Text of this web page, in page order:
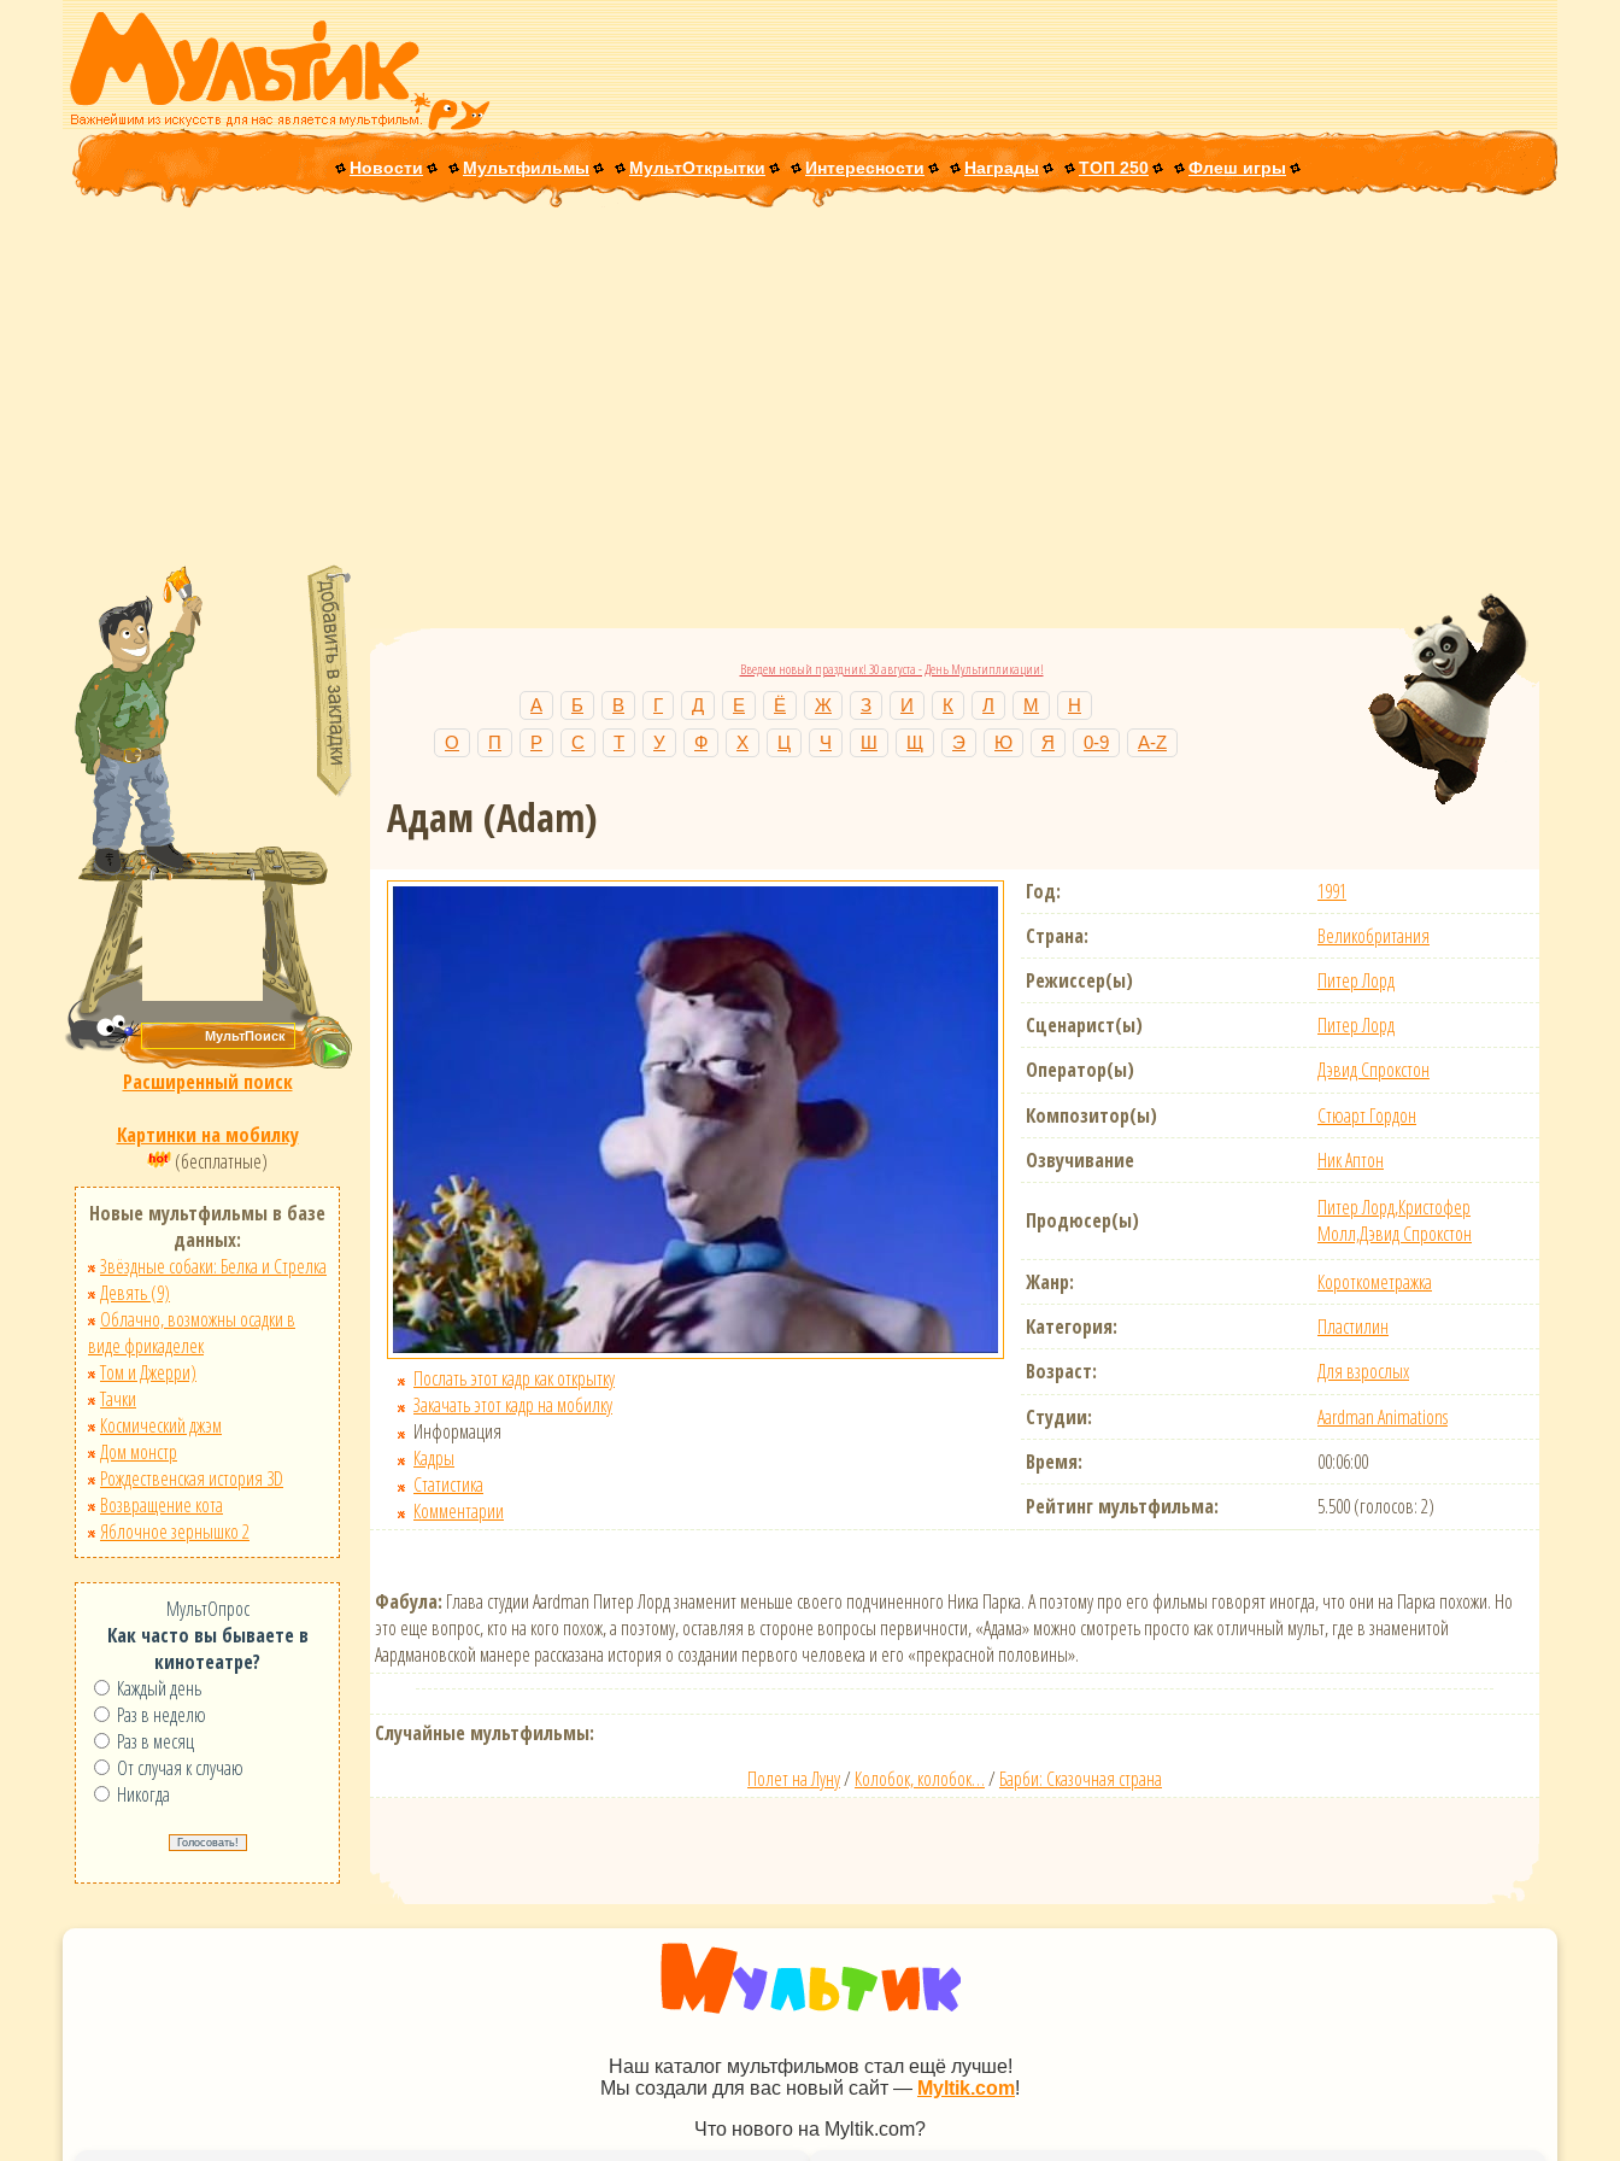
Новости Мультфильмы МультОткрытки Интересности Награды ТОП 250 Флеш игры
Расширенный поиск
Картинки на мобилку
(бесплатные)
Новые мультфильмы в базе
данных:
Звёздные собаки: Белка и Стрелка
Девять (9)
Облачно, возможны осадки в
виде фрикаделек
Том и Джерри)
Тачки
Космический джэм
Дом монстр
Рождественская история 3D
Возвращение кота
Яблочное зернышко 2
МультОпрос
Как часто вы бываете в
кинотеатре?
Каждый день
Раз в неделю
Раз в месяц
От случая к случаю
Никогда
Введем новый праздник! 30 августа - День Мультипликации!
А Б В Г Д Е Ё Ж З И К Л М
Н
О
П Р С Т У Ф Х Ц Ч Ш Щ Э Ю Я 0-9 A-Z
Адам (Adam)
Послать этот кадр как открытку
Закачать этот кадр на мобилку
Информация
Кадры
Статистика
Комментарии
Год:
1991
Страна:
Великобритания
Режиссер(ы)
Питер Лорд
Сценарист(ы)
Питер Лорд
Оператор(ы)
Дэвид Спрокстон
Композитор(ы)
Стюарт Гордон
Озвучивание
Ник Аптон
Продюсер(ы)
Питер Лорд,Кристофер
Молл,Дэвид Спрокстон
Жанр:
Короткометражка
Категория:
Пластилин
Возраст:
Для взрослых
Студии:
Aardman Animations
Время:
00:06:00
Рейтинг мультфильма:
5.500 (голосов: 2)
Фабула: Глава студии Aardman Питер Лорд знаменит меньше своего подчиненного Ника Парка. А поэтому про его фильмы говорят иногда, что они на Парка похожи. Но
это еще вопрос, кто на кого похож, а поэтому, оставляя в стороне вопросы первичности, «Адама» можно смотреть просто как отличный мульт, где в знаменитой
Аардмановской манере рассказана история о создании первого человека и его «прекрасной половины».
Случайные мультфильмы:
Полет на Луну/ Колобок, колобок…/ Барби: Сказочная страна
Наш каталог мультфильмов стал ещё лучше!
Мы создали для вас новый сайт — Myltik.com!
Что нового на Myltik.com?